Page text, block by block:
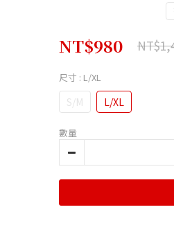
NT$980
尺寸 : L/XL
S/M L/XL
數量